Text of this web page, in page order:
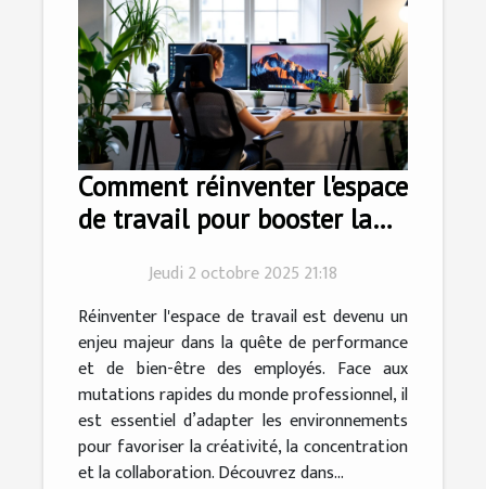
Comment réinventer l'espace
de travail pour booster la
Jeudi 2 octobre 2025 21:18
Réinventer l'espace de travail est devenu un
enjeu majeur dans la quête de performance
et de bien-être des employés. Face aux
mutations rapides du monde professionnel, il
est essentiel d’adapter les environnements
pour favoriser la créativité, la concentration
et la collaboration. Découvrez dans...